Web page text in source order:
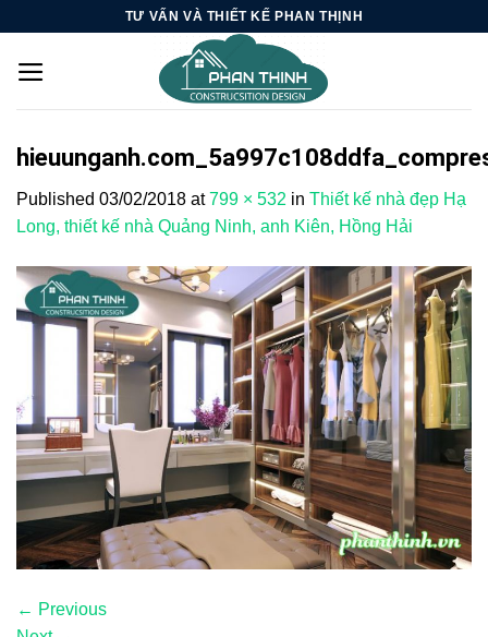
content
TƯ VẤN VÀ THIẾT KẾ PHAN THỊNH
Published 03/02/2018 at799 × 532 in Thiết kế nhà đẹp Hạ
Long, thiết kế nhà Quảng Ninh, anh Kiên, Hồng Hải
← Previous